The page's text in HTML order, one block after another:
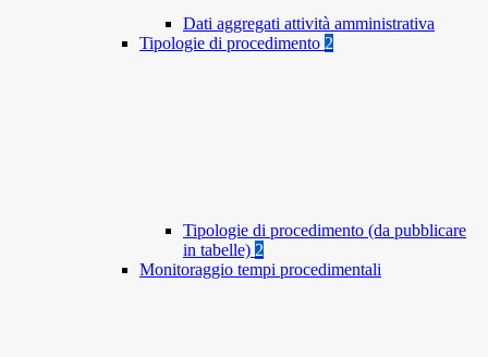
Dati aggregati attività amministrativa
Tipologie di procedimento 2
Tipologie di procedimento (da pubblicare
in tabelle) 2
Monitoraggio tempi procedimentali